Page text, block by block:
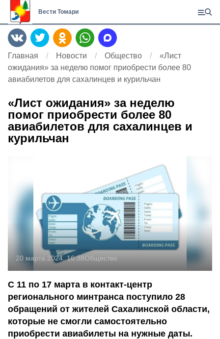
Вести Томари
Главная Новости Общество
«Лист
ожидания» за неделю помог приобрести более 80
авиабилетов для сахалинцев и курильчан
«Лист ожидания» за неделю
помог приобрести более 80
авиабилетов для сахалинцев и
курильчан
20 марта 2024, 16:38Общество
С 11 по 17 марта в контакт-центр
регионального минтранса поступило 28
обращений от жителей Сахалинской области,
которые не смогли самостоятельно
приобрести авиабилеты на нужные даты.